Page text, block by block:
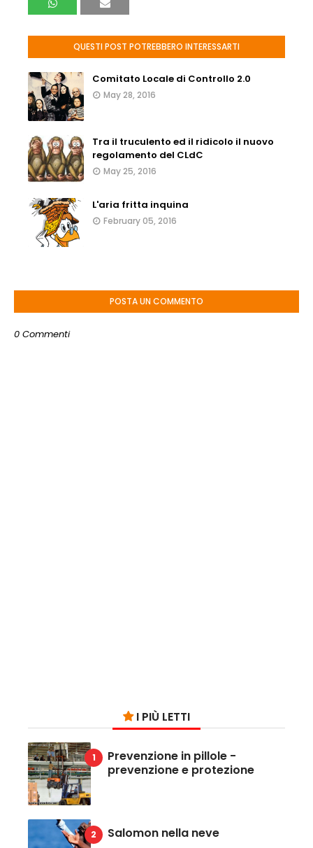
QUESTI POST POTREBBERO INTERESSARTI
Comitato Locale di Controllo 2.0
May 28, 2016
Tra il truculento ed il ridicolo il nuovo
regolamento del CLdC
May 25, 2016
L'aria fritta inquina
February 05, 2016
POSTA UN COMMENTO
0 Commenti
I PIÙ LETTI
Prevenzione in pillole -
prevenzione e protezione
Salomon nella neve